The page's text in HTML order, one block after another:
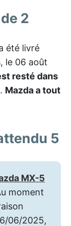
2
été livré
le 06 août
resté dans
. Mazda a tout
5
MX-5
moment
06/2025,